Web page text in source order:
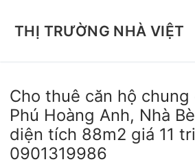
THỊ TRƯỜNG NHÀ VIỆT
Cho thuê căn hộ chung
Phú Hoàng Anh, Nhà
diện tích 88m2 giá 11
0901319986